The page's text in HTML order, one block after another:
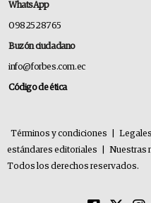
WhatsApp
0982528765
Buzón ciudadano
info@forbes.com.ec
Código de ética
Términos y condiciones Legales
estándares editoriales
Nuestras
Todos los derechos reservados.